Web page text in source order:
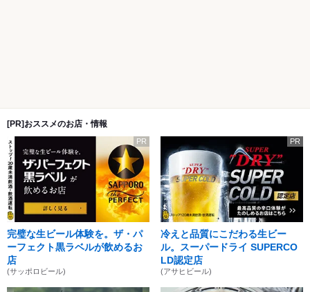
[PR]おススメのお店・情報
PR
完璧な生ビール体験を。ザ・パ
ーフェクト黒ラベルが飲めるお
店
(サッポロビール)
PR
冷えと品質にこだわる生ビー
ル。スーパードライ SUPERCO
LD認定店
(アサヒビール)